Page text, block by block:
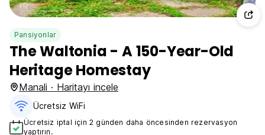
Pansiyonlar
The Waltonia - A 150-Year-Old
Heritage Homestay
Manali · Haritayı incele
Ücretsiz WiFi
Ücretsiz iptal için 2 günden daha öncesinden rezervasyon
yaptırın.